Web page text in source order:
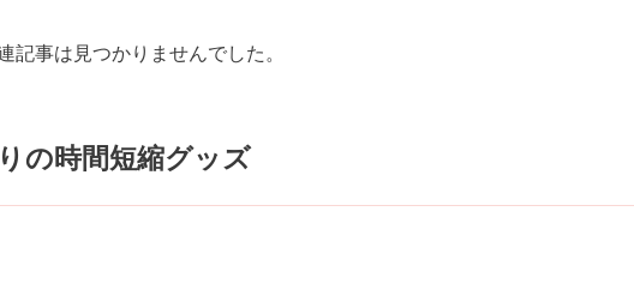
記事は見つかりませんでした。
の時間短縮グッズ